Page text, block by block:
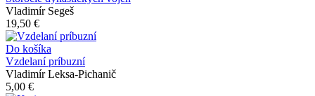
Vladimír Segeš
19,50 €
Do košíka
Vzdelaní príbuzní
Vladimír Leksa-Pichanič
5,00 €